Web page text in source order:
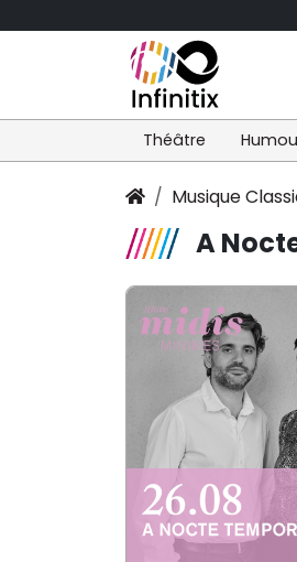
Théâtre
Musique
A